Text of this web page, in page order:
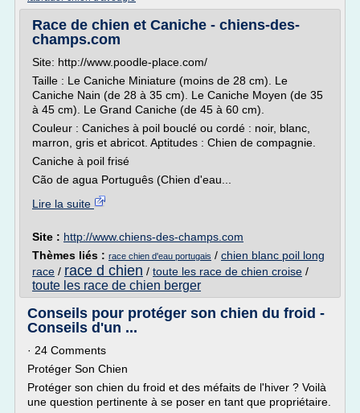
Race de chien et Caniche - chiens-des-
champs.com
Site: http://www.poodle-place.com/
Taille : Le Caniche Miniature (moins de 28 cm). Le
Caniche Nain (de 28 à 35 cm). Le Caniche Moyen (de 35
à 45 cm). Le Grand Caniche (de 45 à 60 cm).
Couleur : Caniches à poil bouclé ou cordé : noir, blanc,
marron, gris et abricot. Aptitudes : Chien de compagnie.
Caniche à poil frisé
Cão de agua Português (Chien d'eau...
Lire la suite
Site : http://www.chiens-des-champs.com
Thèmes liés : race chien d'eau portugais / chien blanc poil long
race / race d chien / toute les race de chien croise /
toute les race de chien berger
Conseils pour protéger son chien du froid -
Conseils d'un ...
· 24 Comments
Protéger Son Chien
Protéger son chien du froid et des méfaits de l'hiver ? Voilà
une question pertinente à se poser en tant que propriétaire.